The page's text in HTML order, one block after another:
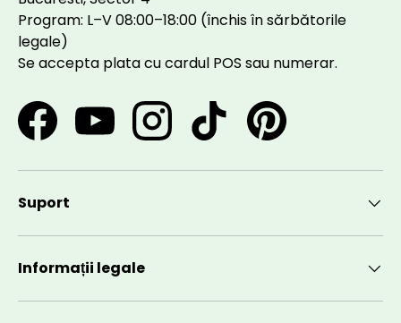
Program: L–V 08:00–18:00 (închis în sărbătorile
legale)
Se accepta plata cu cardul POS sau numerar.
FacebookYouTubeInstagramTikTok Pinterest
Suport
Informații legale